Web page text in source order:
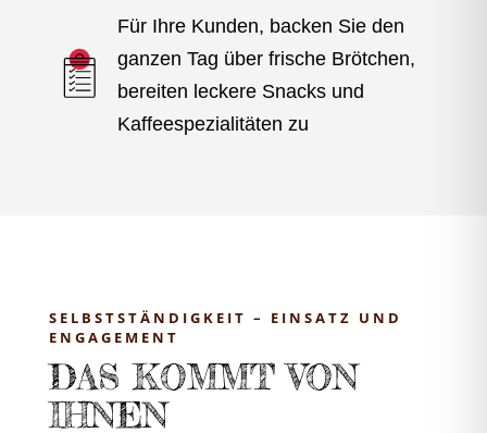
Für Ihre Kunden, backen Sie den
ganzen Tag über frische Brötchen,
bereiten leckere Snacks und
Kaffeespezialitäten zu
SELBSTSTÄNDIGKEIT – EINSATZ UND
ENGAGEMENT
DAS KOMMT VON
IHNEN